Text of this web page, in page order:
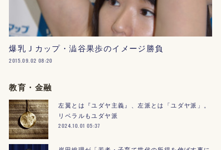
爆乳Ｊカップ・澁谷果歩のイメージ勝負
2015.09.02 08:20
教育・金融
左翼とは『ユダヤ主義』、左派とは「ユダヤ派」。
リベラルもユダヤ派
2024.10.01 05:37